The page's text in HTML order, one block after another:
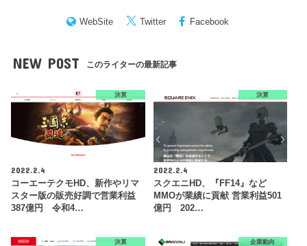
WebSite Twitter Facebook
NEW POST このライターの最新記事
決算
2022.2.4
コーエーテクモHD、新作やリマ
スター版の販売好調で営業利益
387億円 令和4…
決算
2022.2.4
スクエニHD、『FF14』など
MMOが業績に貢献 営業利益501
億円 202…
決算 企業動向